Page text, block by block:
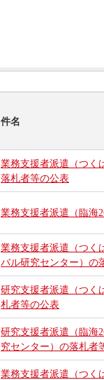
件名
業務支援者派遣（つく
落札者等の公表
業務支援者派遣（臨海
業務支援者派遣（つく
バル研究センター）の
研究支援者派遣（つく
札者等の公表
研究支援者派遣（臨海
究センター）の落札者
業務支援者派遣（つく